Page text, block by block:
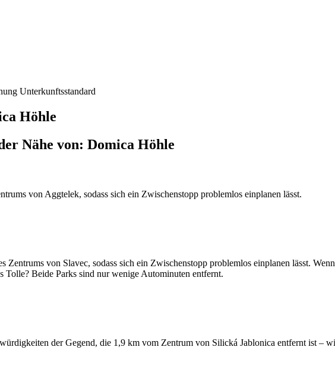
Unterkunftsstandard
Höhle
Nähe von: Domica Höhle
von Aggtelek, sodass sich ein Zwischenstopp problemlos einplanen lässt.
Zentrums von Slavec, sodass sich ein Zwischenstopp problemlos einplanen lässt.
Beide Parks sind nur wenige Autominuten entfernt.
der Gegend, die 1,9 km vom Zentrum von Silická Jablonica entfernt ist –